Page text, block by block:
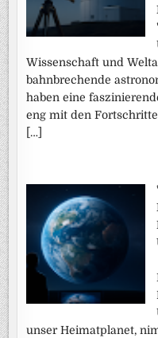
Wissenschaft und
bahnbrechende
haben eine
eng mit den
[…]
unser Heimatplanet,